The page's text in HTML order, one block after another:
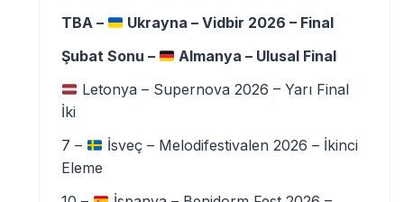
TBA –
Ukrayna – Vidbir 2026 – Final
Şubat Sonu –
Almanya – Ulusal Final
Letonya – Supernova 2026 – Yarı Final
İki
7 –
İsveç – Melodifestivalen 2026 – İkinci
Eleme